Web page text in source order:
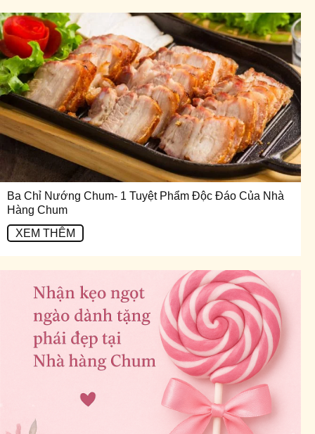
Ba Chỉ Nướng Chum- 1 Tuyệt Phẩm Độc Đáo Của Nhà
Hàng Chum
XEM THÊM